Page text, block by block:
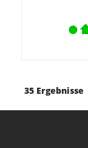
35 Ergebnisse